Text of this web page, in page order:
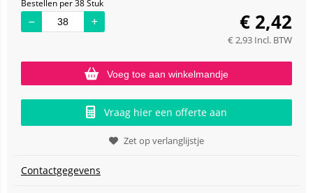
Bestellen per 38 Stuk
€ 2,42
€ 2,93 Incl. BTW
Voeg toe aan winkelmandje
Vraag hier een offerte aan
Zet op verlanglijstje
Contactgegevens